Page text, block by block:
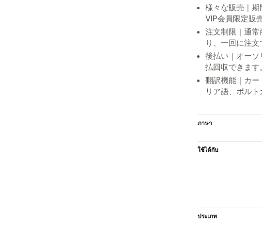
様々な販売｜期
VIP会員限定販
注文制限｜通
り、一回に注
後払い｜オー
払回収できます
翻訳機能｜カ
リア語、ポル
ภาษา
ใช้ได้กับ
ประเภท